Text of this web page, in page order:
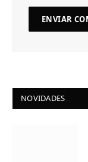
NOVIDADES